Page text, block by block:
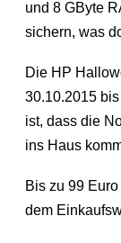
und 8 GByte
sichern, was
Die HP
30.10.2015
ist, dass die
ins Haus
Bis zu 99
dem